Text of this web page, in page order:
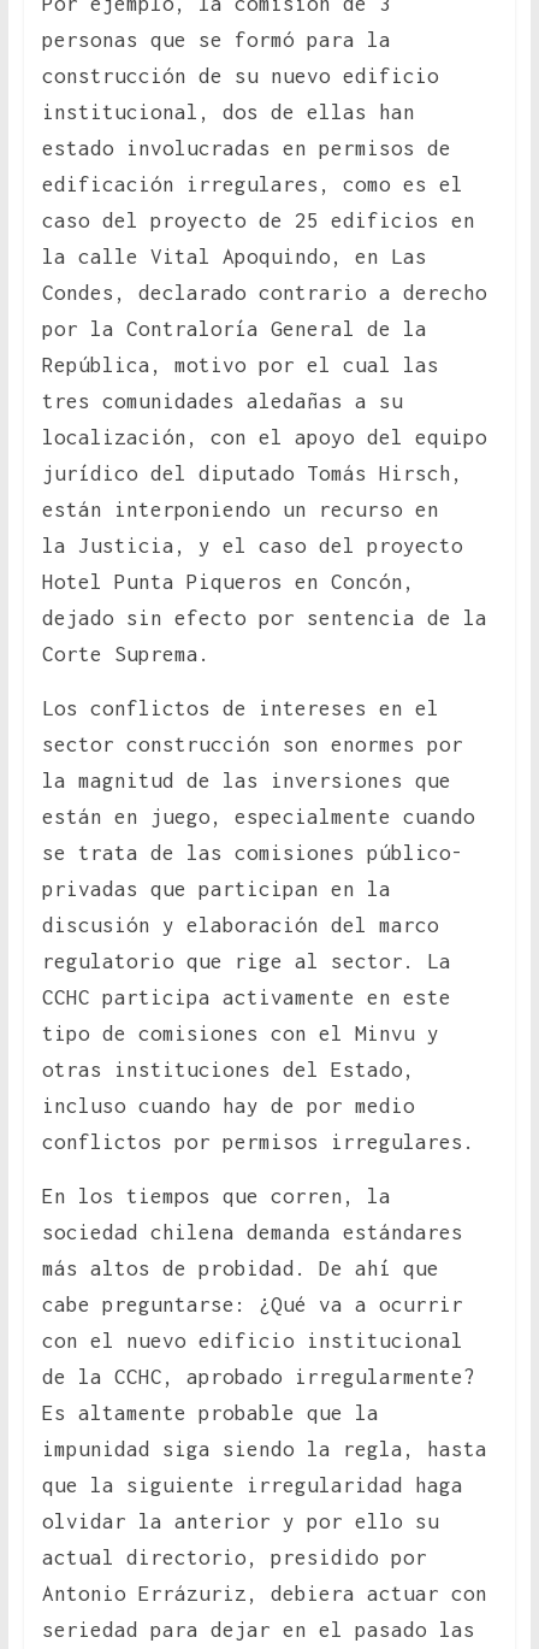
personas que se formó para la
construcción de su nuevo edificio
institucional, dos de ellas han
estado involucradas en permisos de
edificación irregulares, como es el
caso del proyecto de 25 edificios en
la calle Vital Apoquindo, en Las
Condes, declarado contrario a derecho
por la Contraloría General de la
República, motivo por el cual las
tres comunidades aledañas a su
localización, con el apoyo del equipo
jurídico del diputado Tomás Hirsch,
están interponiendo un recurso en
la Justicia, y el caso del proyecto
Hotel Punta Piqueros en Concón,
dejado sin efecto por sentencia de la
Corte Suprema.
Los conflictos de intereses en el
sector construcción son enormes por
la magnitud de las inversiones que
están en juego, especialmente cuando
se trata de las comisiones público-
privadas que participan en la
discusión y elaboración del marco
regulatorio que rige al sector. La
CCHC participa activamente en este
tipo de comisiones con el Minvu y
otras instituciones del Estado,
incluso cuando hay de por medio
conflictos por permisos irregulares.
En los tiempos que corren, la
sociedad chilena demanda estándares
más altos de probidad. De ahí que
cabe preguntarse: ¿Qué va a ocurrir
con el nuevo edificio institucional
de la CCHC, aprobado irregularmente?
Es altamente probable que la
impunidad siga siendo la regla, hasta
que la siguiente irregularidad haga
olvidar la anterior y por ello su
actual directorio, presidido por
Antonio Errázuriz, debiera actuar con
seriedad para dejar en el pasado las